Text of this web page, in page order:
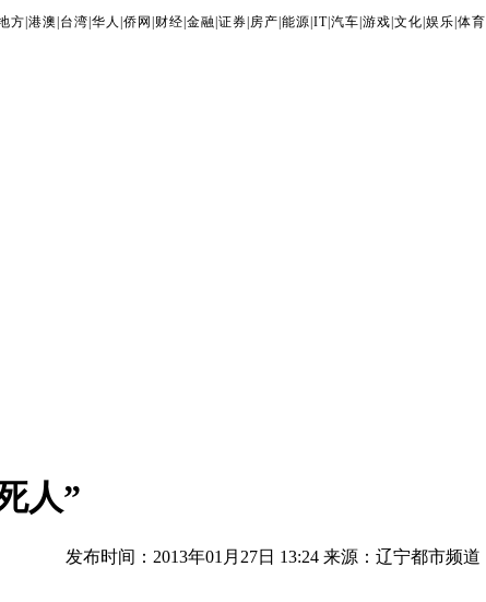
方 港澳 台湾 华人 侨网 财经 金融 证券 房产 能源 IT| 汽车 游戏 文化 娱乐 体育
人”
发布时间：2013年01月27日 13:24 来源：辽宁都市频道